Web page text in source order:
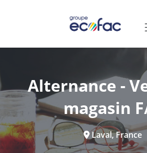
Alternance -
magasin
Laval, France